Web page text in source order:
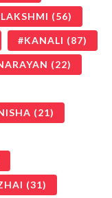
(56)
KANALI (87)
(22)
(21)
(31)